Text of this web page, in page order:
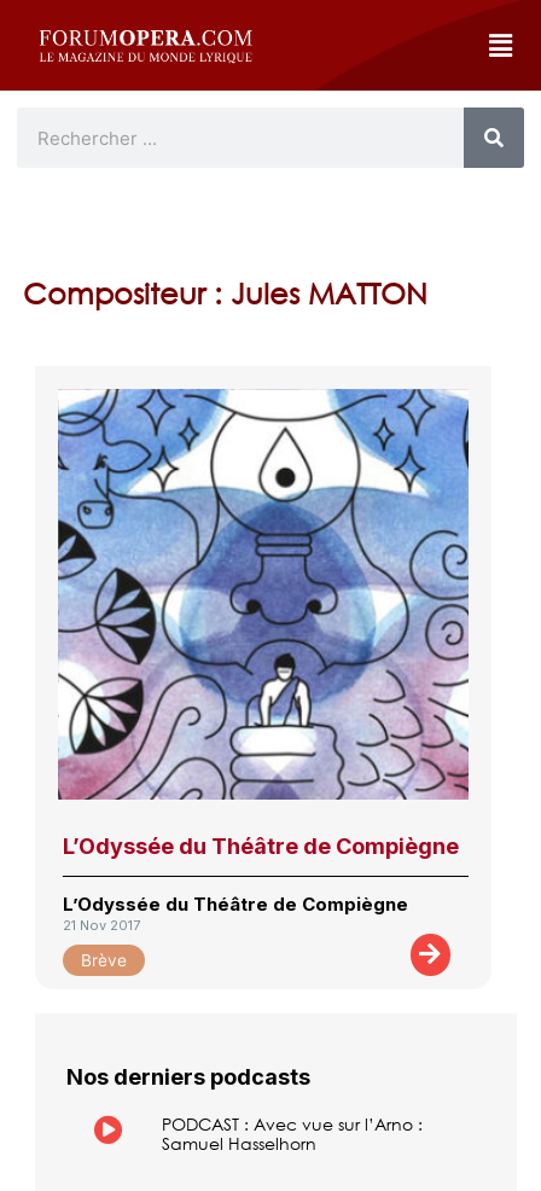
Compositeur : Jules MATTON
L’Odyssée du Théâtre de Compiègne
L’Odyssée du Théâtre de Compiègne
21 Nov 2017
Brève
Nos derniers podcasts
PODCAST : Avec vue sur l’Arno :
Samuel Hasselhorn